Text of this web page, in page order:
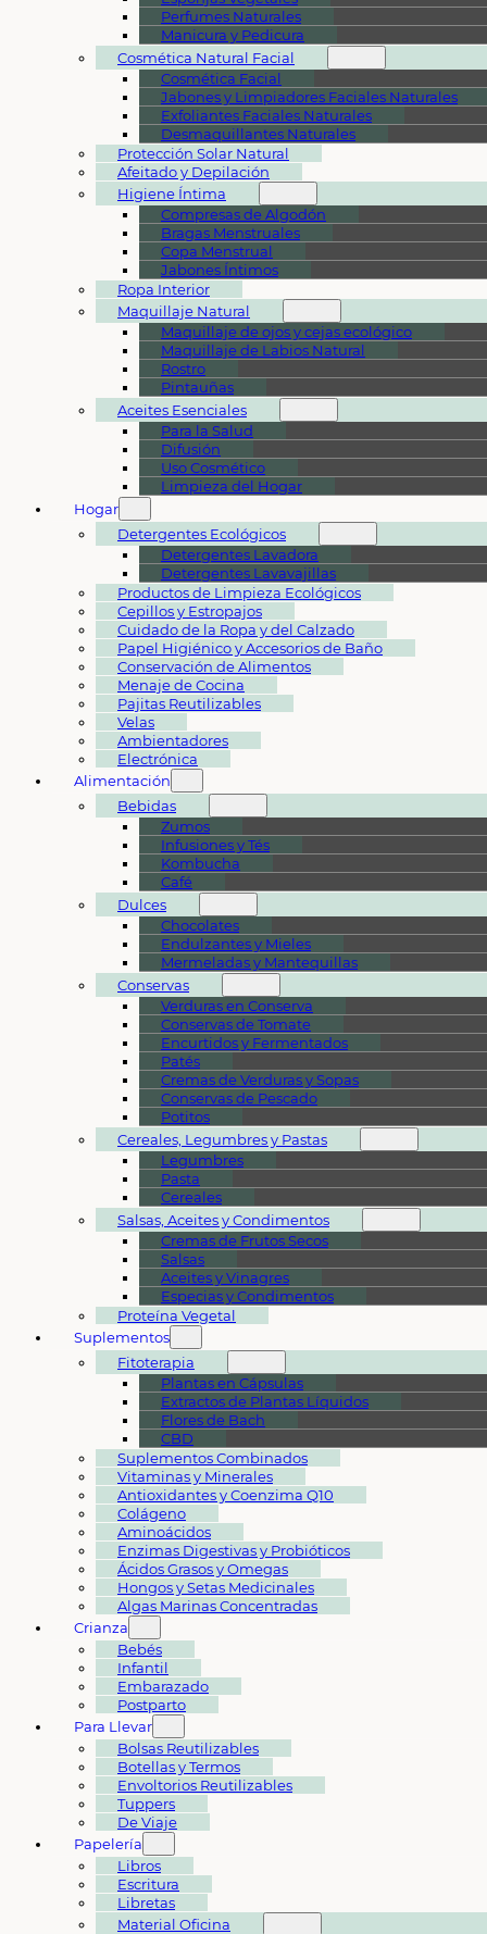
Perfumes Naturales
Manicura y Pedicura
Cosmética Natural Facial
Cosmética Facial
Jabones y Limpiadores Faciales Naturales
Exfoliantes Faciales Naturales
Desmaquillantes Naturales
Protección Solar Natural
Afeitado y Depilación
Higiene Íntima
Compresas de Algodón
Bragas Menstruales
Copa Menstrual
Jabones Íntimos
Ropa Interior
Maquillaje Natural
Maquillaje de ojos y cejas ecológico
Maquillaje de Labios Natural
Rostro
Pintauñas
Aceites Esenciales
Para la Salud
Difusión
Uso Cosmético
Limpieza del Hogar
Hogar
Detergentes Ecológicos
Detergentes Lavadora
Detergentes Lavavajillas
Productos de Limpieza Ecológicos
Cepillos y Estropajos
Cuidado de la Ropa y del Calzado
Papel Higiénico y Accesorios de Baño
Conservación de Alimentos
Menaje de Cocina
Pajitas Reutilizables
Velas
Ambientadores
Electrónica
Alimentación
Bebidas
Zumos
Infusiones y Tés
Kombucha
Café
Dulces
Chocolates
Endulzantes y Mieles
Mermeladas y Mantequillas
Conservas
Verduras en Conserva
Conservas de Tomate
Encurtidos y Fermentados
Patés
Cremas de Verduras y Sopas
Conservas de Pescado
Potitos
Cereales, Legumbres y Pastas
Legumbres
Pasta
Cereales
Salsas, Aceites y Condimentos
Cremas de Frutos Secos
Salsas
Aceites y Vinagres
Especias y Condimentos
Proteína Vegetal
Suplementos
Fitoterapia
Plantas en Cápsulas
Extractos de Plantas Líquidos
Flores de Bach
CBD
Suplementos Combinados
Vitaminas y Minerales
Antioxidantes y Coenzima Q10
Colágeno
Aminoácidos
Enzimas Digestivas y Probióticos
Ácidos Grasos y Omegas
Hongos y Setas Medicinales
Algas Marinas Concentradas
Crianza
Bebés
Infantil
Embarazado
Postparto
Para Llevar
Bolsas Reutilizables
Botellas y Termos
Envoltorios Reutilizables
Tuppers
De Viaje
Papelería
Libros
Escritura
Libretas
Material Oficina